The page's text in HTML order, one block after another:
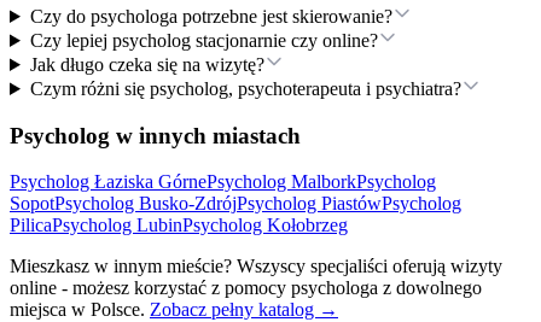
Czy do psychologa potrzebne jest skierowanie?
Czy lepiej psycholog stacjonarnie czy online?
Jak długo czeka się na wizytę?
Czym różni się psycholog, psychoterapeuta i psychiatra?
Psycholog w innych miastach
Psycholog Łaziska GórnePsycholog MalborkPsycholog
SopotPsycholog Busko-ZdrójPsycholog PiastówPsycholog
PilicaPsycholog LubinPsycholog Kołobrzeg
Mieszkasz w innym mieście? Wszyscy specjaliści oferują wizyty
online - możesz korzystać z pomocy psychologa z dowolnego
miejsca w Polsce. Zobacz pełny katalog →